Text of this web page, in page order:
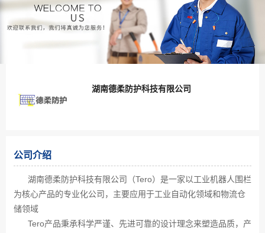
湖南德柔防护科技有限公司
公司介绍
湖南德柔防护科技有限公司（Tero）是一家以工业机器人围栏
为核心产品的专业化公司，主要应用于工业自动化领域和物流仓
储领域
Tero产品秉承科学严谨、先进可靠的设计理念来塑造品质，产